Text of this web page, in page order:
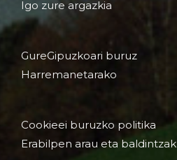
Igo zure argazkia
GureGipuzkoari buruz
Harremanetarako
Cookieei buruzko politika
Erabilpen arau eta baldintzak